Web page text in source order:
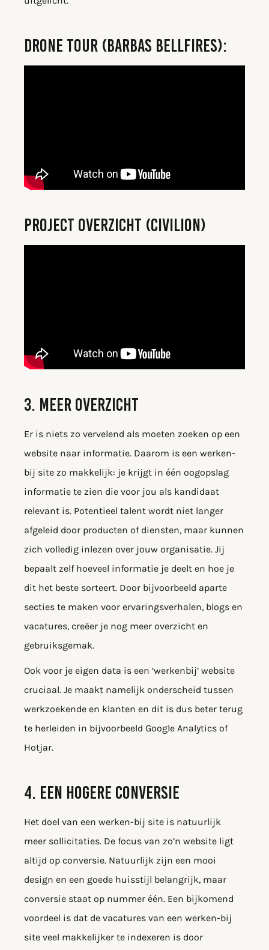
DRONE TOUR (BARBAS BELLFIRES):
PROJECT OVERZICHT (CIVILION)
3. MEER OVERZICHT
Er is niets zo vervelend als moeten zoeken op een
website naar informatie. Daarom is een werken-
bij site zo makkelijk: je krijgt in één oogopslag
informatie te zien die voor jou als kandidaat
relevant is. Potentieel talent wordt niet langer
afgeleid door producten of diensten, maar kunnen
zich volledig inlezen over jouw organisatie. Jij
bepaalt zelf hoeveel informatie je deelt en hoe je
dit het beste sorteert. Door bijvoorbeeld aparte
secties te maken voor ervaringsverhalen, blogs en
vacatures, creëer je nog meer overzicht en
gebruiksgemak.
Ook voor je eigen data is een ‘werkenbij’ website
cruciaal. Je maakt namelijk onderscheid tussen
werkzoekende en klanten en dit is dus beter terug
te herleiden in bijvoorbeeld Google Analytics of
Hotjar.
4. EEN HOGERE CONVERSIE
Het doel van een werken-bij site is natuurlijk
meer sollicitaties. De focus van zo’n website ligt
altijd op conversie. Natuurlijk zijn een mooi
design en een goede huisstijl belangrijk, maar
conversie staat op nummer één. Een bijkomend
voordeel is dat de vacatures van een werken-bij
site veel makkelijker te indexeren is door